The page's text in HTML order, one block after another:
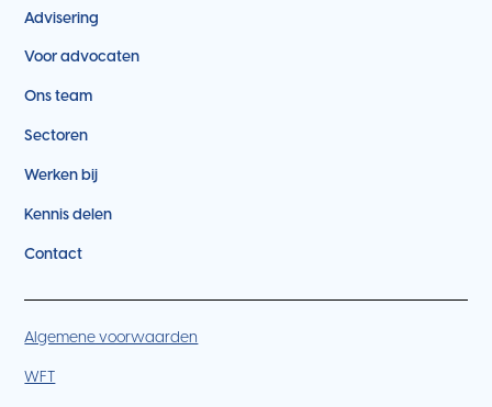
Advisering
Voor advocaten
Ons team
Sectoren
Werken bij
Kennis delen
Contact
Algemene voorwaarden
WFT